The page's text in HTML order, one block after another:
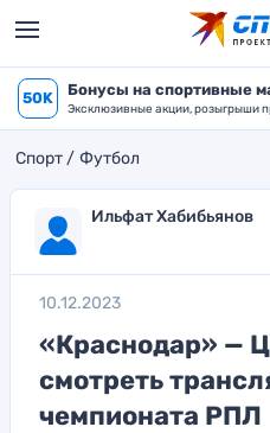
50K Бонусы на спортивные
Эксклюзивные акции, розыгрыши
Спорт Футбол
Ильфат Хабибьянов
10.12.2023
«Краснодар» —
смотреть
чемпионата РПЛ